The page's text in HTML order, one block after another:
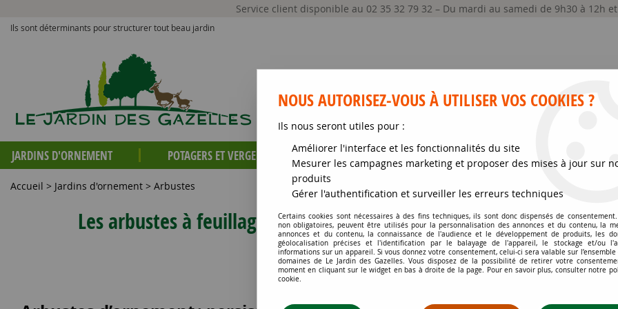
Service client disponible au 02 35 32 79 32 – Du mardi au samedi de 9h30 à 12h
Ils sont déterminants pour structurer tout beau jardin
JARDINS D'ORNEMENT POTAGERS ET VERGERS GRAINES ET SEMENCES MATÉRIELS
Accueil > Jardins d'ornement > Arbustes
Les arbustes à feuillage persistant ou caduc, il y en a pour tous
CRÉATEURS D’ESPACE, DE VOLUMES, D’AMBIANCES, DE
NOUS AUTORISEZ-VOUS À UTILISER VOS COOKIES ?
Ils nous seront utiles pour :
Améliorer l'interface et les fonctionnalités du site
Mesurer les campagnes marketing et proposer des mises à jour sur
produits
Gérer l'authentification et surveiller les erreurs techniques
Certains cookies sont nécessaires à des fins techniques, ils sont donc dispensés de
non obligatoires, peuvent être utilisés pour la personnalisation des annonces et du contenu, la
annonces et du contenu, la connaissance de l'audience et le développement de produits, les
géolocalisation précises et l'identification par le balayage de l'appareil, le stockage et/ou
informations sur un appareil. Si vous donnez votre consentement, celui-ci sera valable sur l’ensemble
domaines de Le Jardin des Gazelles. Vous disposez de la possibilité de retirer votre
moment en cliquant sur le widget en bas à droite de la page. Pour en savoir plus, consulter notre
cookie.